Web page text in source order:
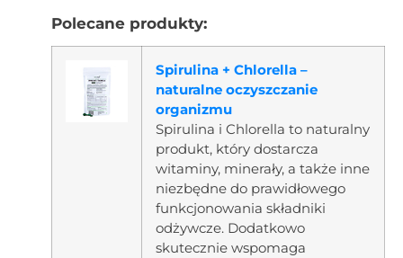
Polecane produkty:
Spirulina + Chlorella –
naturalne oczyszczanie
organizmu
Spirulina i Chlorella to naturalny
produkt, który dostarcza
witaminy, minerały, a także inne
niezbędne do prawidłowego
funkcjonowania składniki
odżywcze. Dodatkowo
skutecznie wspomaga